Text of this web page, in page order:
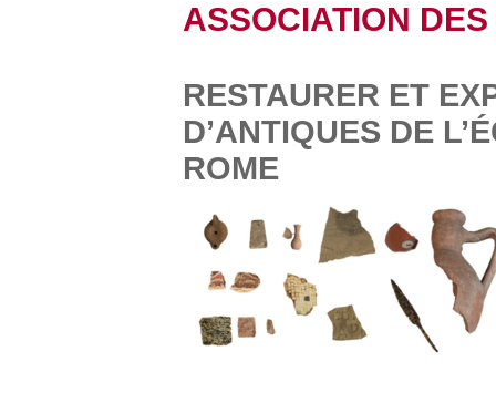
ASSOCIATION
RESTAURER ET
D’ANTIQUES DE
ROME